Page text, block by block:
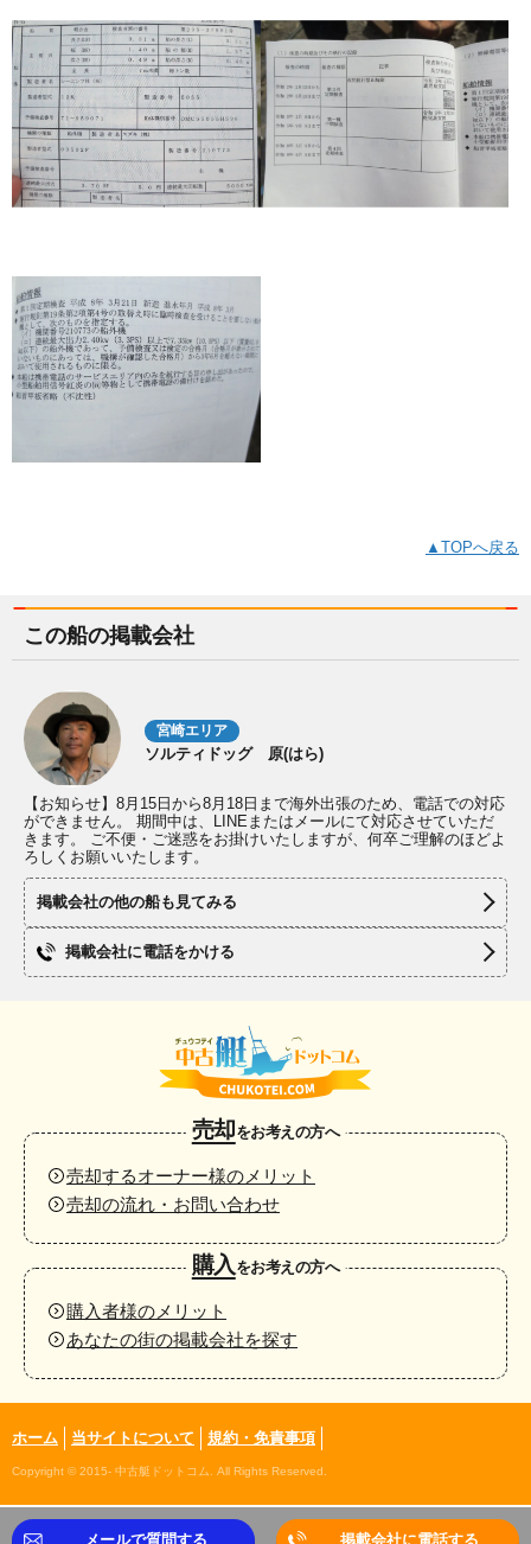
▲TOPへ戻る
この船の掲載会社
宮崎エリア
ソルティドッグ 原(はら)
【お知らせ】8月15日から8月18日まで海外出張のため、電話での対応
ができません。 期間中は、LINEまたはメールにて対応させていただ
きます。 ご不便・ご迷惑をお掛けいたしますが、何卒ご理解のほどよ
ろしくお願いいたします。
掲載会社の他の船も見てみる
掲載会社に電話をかける
メールで質問する 掲載会社に電話する
売却をお考えの方へ
売却するオーナー様のメリット
売却の流れ・お問い合わせ
購入 をお考えの方へ
購入者様のメリット
あなたの街の掲載会社を探す
ホーム 当サイトについて 規約・免責事項
Copyright © 2015- 中古艇ドットコム. All Rights Reserved.